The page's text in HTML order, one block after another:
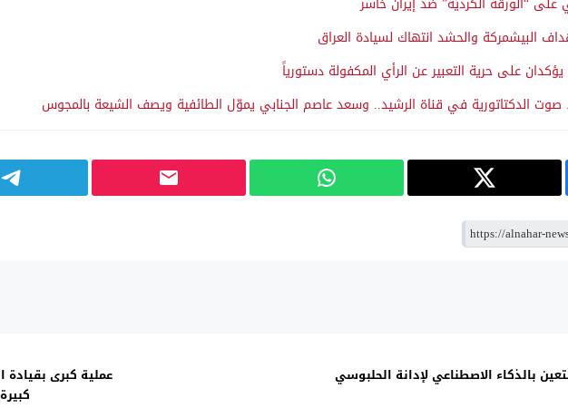
البيشمركة والحشد انتهاك لسيادة العراق
على حرية التعبير عن الرأي المكفولة دستورياً
صوت الدكتاتورية في قناة الرشيد.. وسعد عاصم الجنابي يموّل الطائفية ويصف الشيعة بالمجوس
بالذكاء الاصطناعي لإدانة الحلبوسي